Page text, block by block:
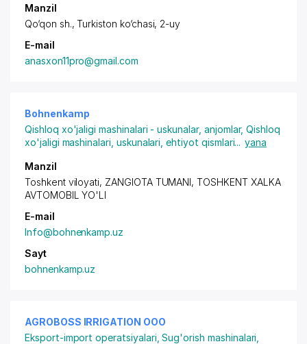
Manzil
Qo‘qon sh., Turkiston ko‘chasi, 2-uy
E-mail
anasxon11pro@gmail.com
Bohnenkamp
Qishloq xo'jaligi mashinalari - uskunalar, anjomlar,Qishloq
xo'jaligi mashinalari, uskunalari, ehtiyot qismlari... yana
Manzil
Toshkent viloyati, ZANGIOTA TUMANI, TOSHKENT XALKA
AVTOMOBIL YO'LI
E-mail
Info@bohnenkamp.uz
Sayt
bohnenkamp.uz
AGROBOSS IRRIGATION ООО
Eksport-import operatsiyalari ,Sug'orish mashinalari,